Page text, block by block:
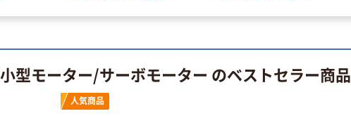
型モーター/サーボモーター のベストセラー商品
人気商品